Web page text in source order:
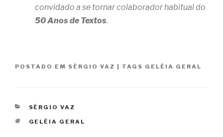
convidado a se tornar colaborador habitual do
50 Anos de Textos.
POSTADO EM SÉRGIO VAZ TAGS GELÉIA GERAL
CATEGORIAS
SÉRGIO VAZ
TAGS
GELÉIA GERAL